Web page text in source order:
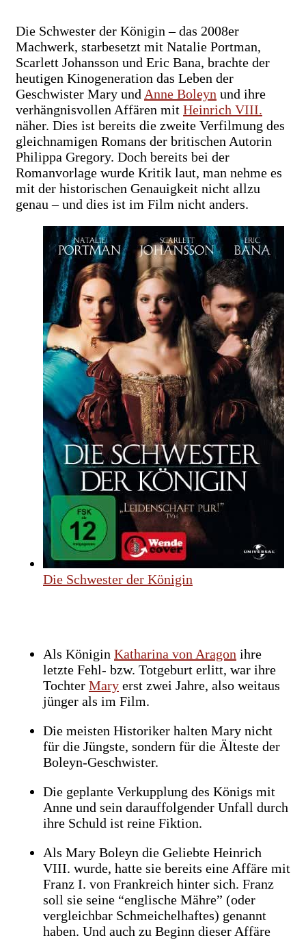
Die Schwester der Königin – das 2008er
Machwerk, starbesetzt mit Natalie Portman,
Scarlett Johansson und Eric Bana, brachte der
heutigen Kinogeneration das Leben der
Geschwister Mary und Anne Boleyn und ihre
verhängnisvollen Affären mit Heinrich VIII.
näher. Dies ist bereits die zweite Verfilmung des
gleichnamigen Romans der britischen Autorin
Philippa Gregory. Doch bereits bei der
Romanvorlage wurde Kritik laut, man nehme es
mit der historischen Genauigkeit nicht allzu
genau – und dies ist im Film nicht anders.
Die Schwester der Königin
Als Königin Katharina von Aragon ihre
letzte Fehl- bzw. Totgeburt erlitt, war ihre
Tochter Mary erst zwei Jahre, also weitaus
jünger als im Film.
Die meisten Historiker halten Mary nicht
für die Jüngste, sondern für die Älteste der
Boleyn-Geschwister.
Die geplante Verkupplung des Königs mit
Anne und sein darauffolgender Unfall durch
ihre Schuld ist reine Fiktion.
Als Mary Boleyn die Geliebte Heinrich
VIII. wurde, hatte sie bereits eine Affäre mit
Franz I. von Frankreich hinter sich. Franz
soll sie seine “englische Mähre” (oder
vergleichbar Schmeichelhaftes) genannt
haben. Und auch zu Beginn dieser Affäre